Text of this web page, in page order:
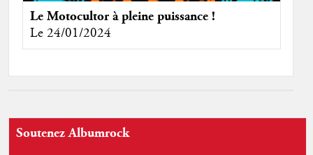
Le Motocultor à pleine puissance !
Le 24/01/2024
Soutenez Albumrock